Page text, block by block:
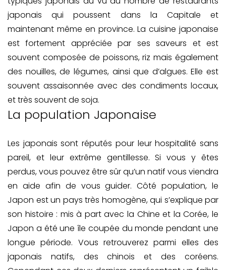
japonais qui poussent dans la Capitale et
maintenant même en province. La cuisine japonaise
est fortement appréciée par ses saveurs et est
souvent composée de poissons, riz mais également
des nouilles, de légumes, ainsi que d’algues. Elle est
souvent assaisonnée avec des condiments locaux,
et très souvent de soja.
La population Japonaise
Les japonais sont réputés pour leur hospitalité sans
pareil, et leur extrême gentillesse. Si vous y êtes
perdus, vous pouvez être sûr qu’un natif vous viendra
en aide afin de vous guider. Côté population, le
Japon est un pays très homogène, qui s’explique par
son histoire : mis à part avec la Chine et la Corée, le
Japon a été une île coupée du monde pendant une
longue période. Vous retrouverez parmi elles des
japonais natifs, des chinois et des coréens.